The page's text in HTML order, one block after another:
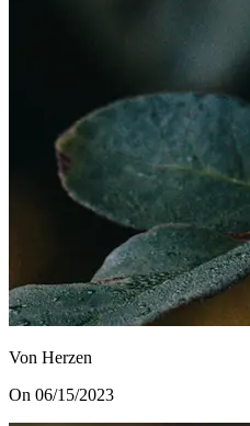
Von Herzen
On 06/15/2023